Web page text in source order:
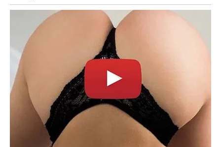
Vagama dolazi jedan od najljepših ljubavnih perioda u
posljednjih nekoliko godina. Moguća je veza koja ima
potencijal za dugoročnu sreću.
Novac i posao
Poslovne prilike dolaze kroz saradnje i kontakte sa
ljudima koji vjeruju u vaše sposobnosti.
ŠKORPIJA